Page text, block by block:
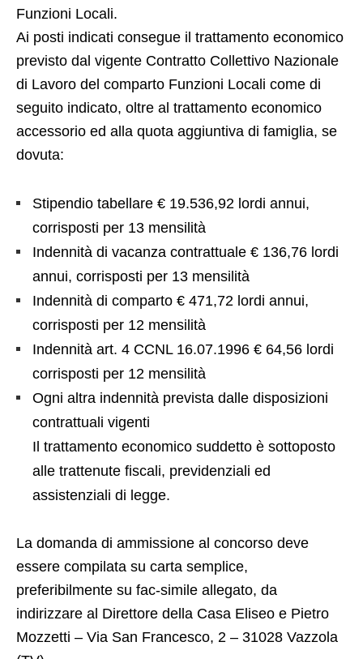
Funzioni Locali.
Ai posti indicati consegue il trattamento economico
previsto dal vigente Contratto Collettivo Nazionale
di Lavoro del comparto Funzioni Locali come di
seguito indicato, oltre al trattamento economico
accessorio ed alla quota aggiuntiva di famiglia, se
dovuta:
Stipendio tabellare € 19.536,92 lordi annui,
corrisposti per 13 mensilità
Indennità di vacanza contrattuale € 136,76 lordi
annui, corrisposti per 13 mensilità
Indennità di comparto € 471,72 lordi annui,
corrisposti per 12 mensilità
Indennità art. 4 CCNL 16.07.1996 € 64,56 lordi
corrisposti per 12 mensilità
Ogni altra indennità prevista dalle disposizioni
contrattuali vigenti
Il trattamento economico suddetto è sottoposto
alle trattenute fiscali, previdenziali ed
assistenziali di legge.
La domanda di ammissione al concorso deve
essere compilata su carta semplice,
preferibilmente su fac-simile allegato, da
indirizzare al Direttore della Casa Eliseo e Pietro
Mozzetti – Via San Francesco, 2 – 31028 Vazzola